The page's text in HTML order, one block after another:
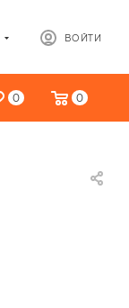
ВОЙТИ
0 0